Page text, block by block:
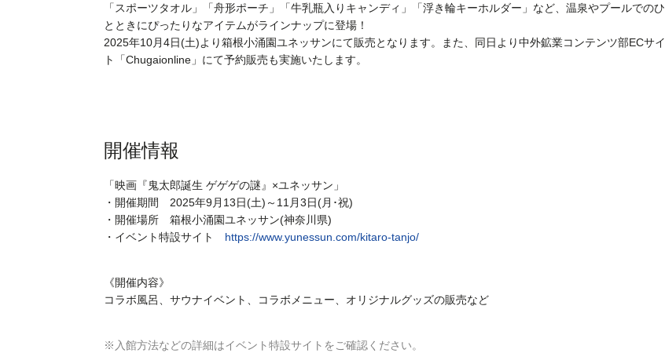
「スポーツタオル」「舟形ポーチ」「牛乳瓶入りキャンディ」「浮き輪キーホルダー」など、温泉やプールでのひ
とときにぴったりなアイテムがラインナップに登場！
2025年10月4日(土)より箱根小涌園ユネッサンにて販売となります。また、同日より中外鉱業コンテンツ部ECサイ
ト「Chugaionline」にて予約販売も実施いたします。
開催情報
「映画『鬼太郎誕生 ゲゲゲの謎』×ユネッサン」
・開催期間 2025年9月13日(土)～11月3日(月･祝)
・開催場所 箱根小涌園ユネッサン(神奈川県)
・イベント特設サイト https://www.yunessun.com/kitaro-tanjo/
《開催内容》
コラボ風呂、サウナイベント、コラボメニュー、オリジナルグッズの販売など
※入館方法などの詳細はイベント特設サイトをご確認ください。